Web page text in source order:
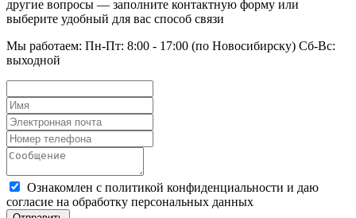
другие вопросы — заполните контактную форму или
выберите удобный для вас способ связи
Мы работаем: Пн-Пт: 8:00 - 17:00 (по Новосибирску) Сб-Вс:
выходной
Ознакомлен с политикой конфиденциальности и даю
согласие на обработку персональных данных